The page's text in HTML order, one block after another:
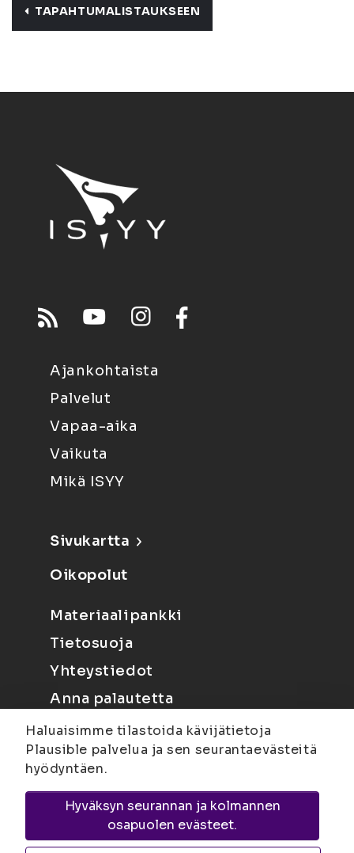
TAPAHTUMALISTAUKSEEN
Ajankohtaista
Palvelut
Vapaa-aika
Vaikuta
Mikä ISYY
Sivukartta
Oikopolut
Materiaalipankki
Tietosuoja
Yhteystiedot
Anna palautetta
Joensuu
Suvantokatu 6, 80100 Joensuu |
KuopioYliopistonranta 15, PL 1627, 70211
Haluaisimme tilastoida kävijätietoja
Plausible palvelua ja sen seurantaevästeitä
hyödyntäen.
Hyväksyn seurannan ja kolmannen
osapuolen evästeet.